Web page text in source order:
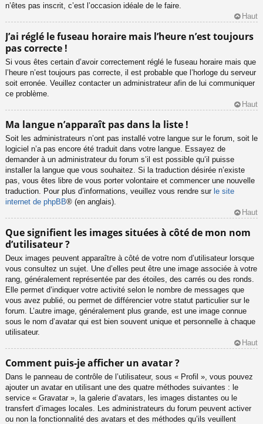
n’êtes pas inscrit, c’est l’occasion idéale de le faire.
Haut
J’ai réglé le fuseau horaire mais l’heure n’est toujours
pas correcte !
Si vous êtes certain d’avoir correctement réglé le fuseau horaire mais que
l’heure n’est toujours pas correcte, il est probable que l’horloge du serveur
soit erronée. Veuillez contacter un administrateur afin de lui communiquer
ce problème.
Haut
Ma langue n’apparaît pas dans la liste !
Soit les administrateurs n’ont pas installé votre langue sur le forum, soit le
logiciel n’a pas encore été traduit dans votre langue. Essayez de
demander à un administrateur du forum s’il est possible qu’il puisse
installer la langue que vous souhaitez. Si la traduction désirée n’existe
pas, vous êtes libre de vous porter volontaire et commencer une nouvelle
traduction. Pour plus d’informations, veuillez vous rendre sur le site
internet de phpBB® (en anglais).
Haut
Que signifient les images situées à côté de mon nom
d’utilisateur ?
Deux images peuvent apparaître à côté de votre nom d’utilisateur lorsque
vous consultez un sujet. Une d’elles peut être une image associée à votre
rang, généralement représentée par des étoiles, des carrés ou des ronds.
Elle permet d’indiquer votre activité selon le nombre de messages que
vous avez publié, ou permet de différencier votre statut particulier sur le
forum. L’autre image, généralement plus grande, est une image connue
sous le nom d’avatar qui est bien souvent unique et personnelle à chaque
utilisateur.
Haut
Comment puis-je afficher un avatar ?
Dans le panneau de contrôle de l’utilisateur, sous « Profil », vous pouvez
ajouter un avatar en utilisant une des quatre méthodes suivantes : le
service « Gravatar », la galerie d’avatars, les images distantes ou le
transfert d’images locales. Les administrateurs du forum peuvent activer
ou non la fonctionnalité des avatars et des méthodes qu’ils veuillent